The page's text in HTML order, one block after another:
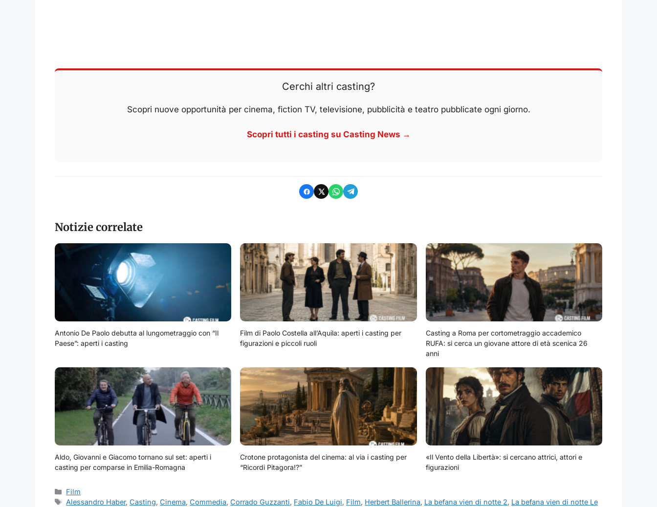
Cerchi altri casting?
Scopri nuove opportunità per cinema, fiction TV, televisione, pubblicità e teatro pubblicate ogni giorno.
Scopri tutti i casting su Casting News →
Notizie correlate
Antonio De Paolo debutta al lungometraggio con “Il
Paese”: aperti i casting
Film di Paolo Costella all’Aquila: aperti i casting per
figurazioni e piccoli ruoli
Casting a Roma per cortometraggio accademico
RUFA: si cerca un giovane attore di età scenica 26
anni
Aldo, Giovanni e Giacomo tornano sul set: aperti i
casting per comparse in Emilia-Romagna
Crotone protagonista del cinema: al via i casting per
“Ricordi Pitagora!?”
«Il Vento della Libertà»: si cercano attrici, attori e
figurazioni
Categorie
Film
Tag
Alessandro Haber,Casting,Cinema,Commedia,Corrado Guzzanti, Fabio De Luigi, Film, Herbert Ballerina, La befana vien di notte 2, La befana vien di notte Le